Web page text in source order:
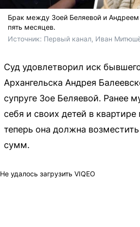
Брак между Зоей Беляевой и
пять месяцев.
Источник: Первый канал, Иван
Суд удовлетворил иск
Архангельска Андрея
супруге Зое Беляевой. Ранее
себя и своих детей в квартире
теперь она должна
сумм.
Не удалось загрузить VIQEO